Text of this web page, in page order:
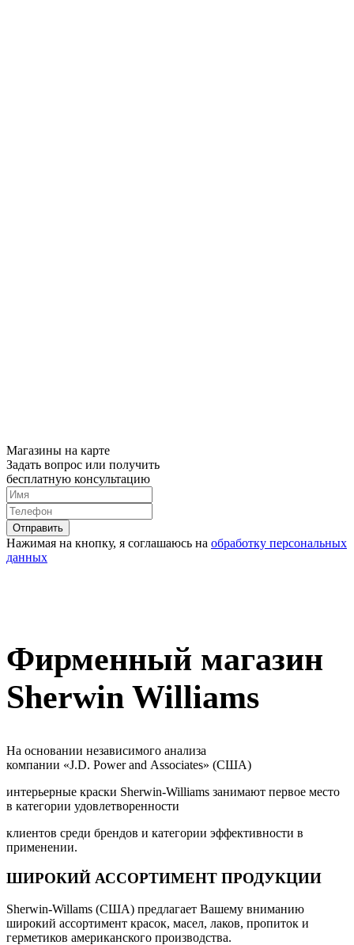
Магазины на карте
Задать вопрос или получить
бесплатную консультацию
Отправить
Нажимая на кнопку, я соглашаюсь на обработку персональных
данных
Фирменный магазин
Sherwin Williams
На основании независимого анализа
компании «J.D. Power and Associates» (США)
интерьерные краски Sherwin-Williams занимают первое место
в категории удовлетворенности
клиентов среди брендов и категории эффективности в
применении.
ШИРОКИЙ АССОРТИМЕНТ ПРОДУКЦИИ
Sherwin-Willams (США) предлагает Вашему вниманию
широкий ассортимент красок, масел, лаков, пропиток и
герметиков американского производства.